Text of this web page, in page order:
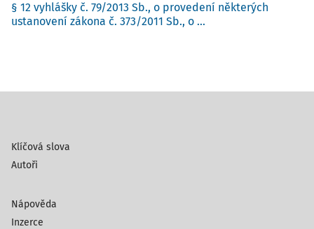
§ 12 vyhlášky č. 79/2013 Sb., o provedení některých
ustanovení zákona č. 373/2011 Sb., o ...
Klíčová slova
Autoři
Nápověda
Inzerce